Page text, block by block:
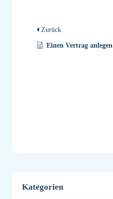
Kategorien
Zurück
Einen Vertrag anlegen